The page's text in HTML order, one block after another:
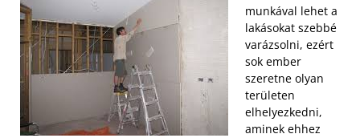
munkával lehet a
lakásokat szebbé
varázsolni, ezért
sok ember
szeretne olyan
területen
elhelyezkedni,
aminek ehhez